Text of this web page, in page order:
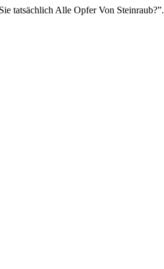
tatsächlich Alle Opfer Von Steinraub?”.